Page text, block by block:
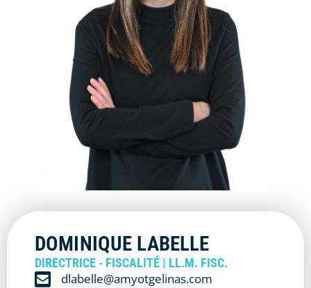
DOMINIQUE LABELLE
DIRECTRICE - FISCALITÉ | LL.M. FISC.
dlabelle@amyotgelinas.com